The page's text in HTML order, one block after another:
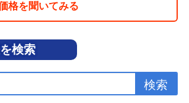
格を聞いてみる
検索